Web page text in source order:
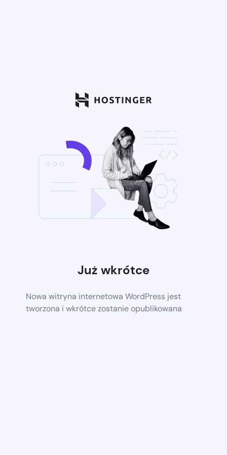
Już wkrótce
Nowa witryna internetowa WordPress jest
tworzona i wkrótce zostanie opublikowana